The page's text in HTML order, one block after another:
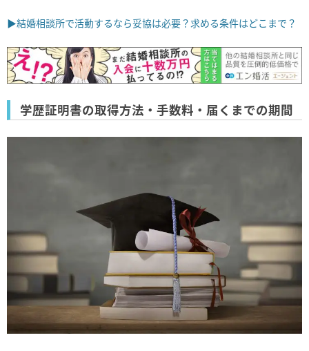
▶結婚相談所で活動するなら妥協は必要？求める条件はどこまで？
学歴証明書の取得方法・手数料・届くまでの期間